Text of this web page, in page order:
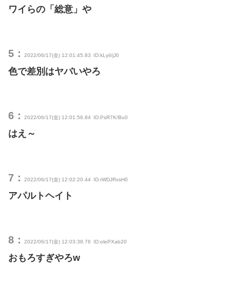
ワイらの「総意」や
5： 2022/06/17(金) 12:01:45.83 ID:kLyiI/jJ0
色で差別はヤバいやろ
6： 2022/06/17(金) 12:01:56.84 ID:PsR7K/Bu0
はえ～
7： 2022/06/17(金) 12:02:20.44 ID:rWDJRxsH0
アパルトヘイト
8： 2022/06/17(金) 12:03:38.76 ID:olePXab20
おもろすぎやろw